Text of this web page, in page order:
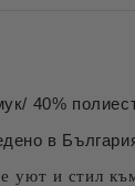
40%
в
уют и стил